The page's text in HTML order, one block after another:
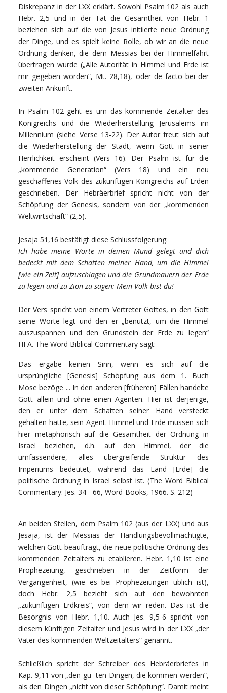
Diskrepanz in der LXX erklärt. Sowohl Psalm 102 als auch
Hebr. 2,5 und in der Tat die Gesamtheit von Hebr. 1
beziehen sich auf die von Jesus initiierte neue Ordnung
der Dinge, und es spielt keine Rolle, ob wir an die neue
Ordnung denken, die dem Messias bei der Himmelfahrt
übertragen wurde („Alle Autorität in Himmel und Erde ist
mir gegeben worden“, Mt. 28,18), oder de facto bei der
zweiten Ankunft.
In Psalm 102 geht es um das kommende Zeitalter des
Königreichs und die Wiederherstellung Jerusalems im
Millennium (siehe Verse 13-22). Der Autor freut sich auf
die Wiederherstellung der Stadt, wenn Gott in seiner
Herrlichkeit erscheint (Vers 16). Der Psalm ist für die
„kommende Generation“ (Vers 18) und ein neu
geschaffenes Volk des zukünftigen Königreichs auf Erden
geschrieben. Der Hebräerbrief spricht nicht von der
Schöpfung der Genesis, sondern von der „kommenden
Weltwirtschaft“ (2,5).
Jesaja 51,16 bestätigt diese Schlussfolgerung:
Ich habe meine Worte in deinen Mund gelegt und dich
bedeckt mit dem Schatten meiner Hand, um die Himmel
[wie ein Zelt] aufzuschlagen und die Grundmauern der Erde
zu legen und zu Zion zu sagen: Mein Volk bist du!
Der Vers spricht von einem Vertreter Gottes, in den Gott
seine Worte legt und den er „benutzt, um die Himmel
auszuspannen und den Grundstein der Erde zu legen“
HFA. The Word Biblical Commentary sagt:
Das ergäbe keinen Sinn, wenn es sich auf die
ursprüngliche [Genesis] Schöpfung aus dem 1. Buch
Mose bezöge ... In den anderen [früheren] Fällen handelte
Gott allein und ohne einen Agenten. Hier ist derjenige,
den er unter dem Schatten seiner Hand versteckt
gehalten hatte, sein Agent. Himmel und Erde müssen sich
hier metaphorisch auf die Gesamtheit der Ordnung in
Israel beziehen, d.h. auf den Himmel, der die
umfassendere, alles übergreifende Struktur des
Imperiums bedeutet, während das Land [Erde] die
politische Ordnung in Israel selbst ist. (The Word Biblical
Commentary: Jes. 34 - 66, Word-Books, 1966. S. 212)
An beiden Stellen, dem Psalm 102 (aus der LXX) und aus
Jesaja, ist der Messias der Handlungsbevollmächtigte,
welchen Gott beauftragt, die neue politische Ordnung des
kommenden Zeitalters zu etablieren. Hebr. 1,10 ist eine
Prophezeiung, geschrieben in der Zeitform der
Vergangenheit, (wie es bei Prophezeiungen üblich ist),
doch Hebr. 2,5 bezieht sich auf den bewohnten
„zukünftigen Erdkreis“, von dem wir reden. Das ist die
Besorgnis von Hebr. 1,10. Auch Jes. 9,5-6 spricht von
diesem künftigen Zeitalter und Jesus wird in der LXX „der
Vater des kommenden Weltzeitalters“ genannt.
Schließlich spricht der Schreiber des Hebräerbriefes in
Kap. 9,11 von „den gu- ten Dingen, die kommen werden“,
als den Dingen „nicht von dieser Schöpfung“. Damit meint